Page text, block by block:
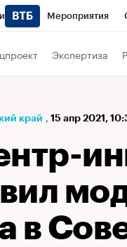
Мероприятия
Экспертиза
край , 15 апр 2021,
в